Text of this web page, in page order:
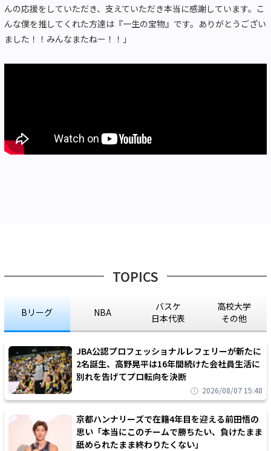
んの応援をしていただき、支えていただき本当に感謝しています。こ
んな僕を推してくれた方達は『一生の宝物』です。ありがとうござい
ました！！みんなまたねー！！」
TOPICS
Bリーグ NBA
バスケ
日本代表
高校大学
その他
JBA公認プロフェッショナルレフェリーが新たに
2名誕生、高野晃平は16年間続けた会社員生活に
別れを告げてプロ転向を決断
2026/08/07 15:48
京都ハンナリーズで在籍4年目を迎える前田悟の
思い「本当にこのチームで勝ちたい、負けたまま
舐められたまま終わりたくない」